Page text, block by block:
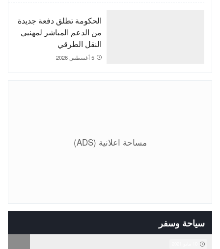
الحكومة تطلق دفعة جديدة
من الدعم المباشر لمهنيي
النقل الطرقي
5 أغسطس 2026
مساحة اعلانية (ADS)
سياحة وسفر